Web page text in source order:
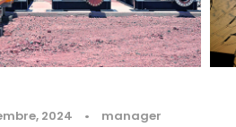
2024 • manager